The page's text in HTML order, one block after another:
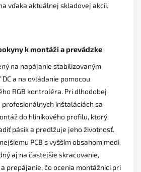
vďaka aktuálnej skladovej akcii.
k montáži a prevádzke
na napájanie stabilizovaným
a na ovládanie pomocou
RGB kontroléra. Pri dlhodobej
profesionálnych inštaláciách sa
do hliníkového profilu, ktorý
pásik a predlžuje jeho životnosť.
PCB s vyšším obsahom medi
aj na častejšie skracovanie,
prepájanie, čo ocenia montážnici pri